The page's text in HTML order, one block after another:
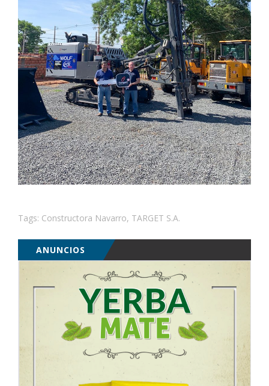
Tags: Constructora Navarro, TARGET S.A.
ANUNCIOS